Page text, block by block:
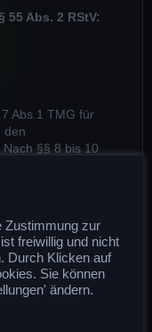
Abs. 2 RStV:
Abs.1 TMG für
den
§§ 8 bis 10
fremde
Websites Dritter,
Inhalte
Zustimmung zur
freiwillig und nicht
Durch Klicken auf
Sie können
ändern.